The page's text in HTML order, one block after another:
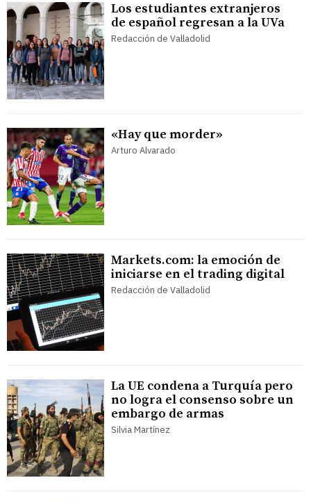
Los estudiantes extranjeros
de español regresan a la UVa
Redacción de Valladolid
«Hay que morder»
Arturo Alvarado
Markets.com: la emoción de
iniciarse en el trading digital
Redacción de Valladolid
La UE condena a Turquía pero
no logra el consenso sobre un
embargo de armas
Silvia Martínez